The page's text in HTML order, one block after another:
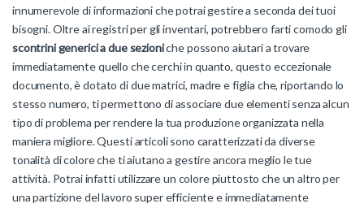
innumerevole di informazioni che potrai gestire a seconda dei tuoi
bisogni. Oltre ai registri per gli inventari, potrebbero farti comodo gli
scontrini generici a due sezioniche possono aiutari a trovare
immediatamente quello che cerchi in quanto, questo eccezionale
documento, è dotato di due matrici, madre e figlia che, riportando lo
stesso numero, ti permettono di associare due elementi senza alcun
tipo di problema per rendere la tua produzione organizzata nella
maniera migliore. Questi articoli sono caratterizzati da diverse
tonalità di colore che ti aiutano a gestire ancora meglio le tue
attività. Potrai infatti utilizzare un colore piuttosto che un altro per
una partizione del lavoro super efficiente e immediatamente